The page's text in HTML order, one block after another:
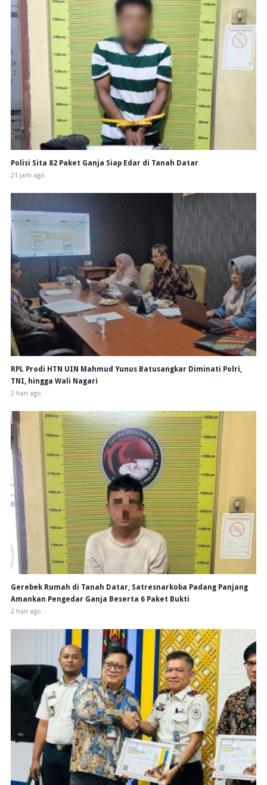
Polisi Sita 82 Paket Ganja Siap Edar di Tanah Datar
21 jam ago
RPL Prodi HTN UIN Mahmud Yunus Batusangkar Diminati Polri,
TNI, hingga Wali Nagari
2 hari ago
Gerebek Rumah di Tanah Datar, Satresnarkoba Padang Panjang
Amankan Pengedar Ganja Beserta 6 Paket Bukti
2 hari ago